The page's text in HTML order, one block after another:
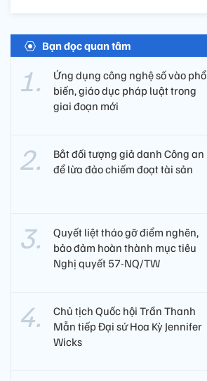
Bạn đọc quan tâm
Ứng dụng công nghệ số vào phổ
biến, giáo dục pháp luật trong
giai đoạn mới
Bắt đối tượng giả danh Công an
để lừa đảo chiếm đoạt tài sản
Quyết liệt tháo gỡ điểm nghẽn,
bảo đảm hoàn thành mục tiêu
Nghị quyết 57-NQ/TW
Chủ tịch Quốc hội Trần Thanh
Mẫn tiếp Đại sứ Hoa Kỳ Jennifer
Wicks